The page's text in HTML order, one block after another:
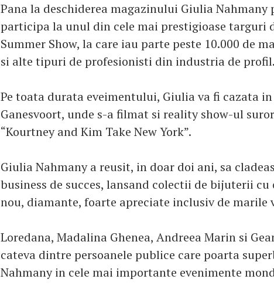
Pana la deschiderea magazinului Giulia Nahmany
participa la unul din cele mai prestigioase targuri
Summer Show, la care iau parte peste 10.000 de
si alte tipuri de profesionisti din industria de profil.
Pe toata durata eveimentului, Giulia va fi cazata
Ganesvoort, unde s-a filmat si reality show-ul
“Kourtney and Kim Take New York”.
Giulia Nahmany a reusit, in doar doi ani, sa
business de succes, lansand colectii de bijuterii
nou, diamante, foarte apreciate inclusiv de marile
Loredana, Madalina Ghenea, Andreea Marin si
cateva dintre persoanele publice care poarta
Nahmany in cele mai importante evenimente